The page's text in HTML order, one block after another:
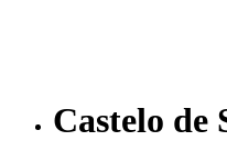
Castelo de